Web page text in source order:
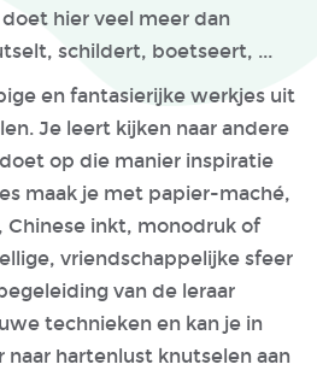
hier veel meer dan
schildert, boetseert, ...
en fantasierijke werkjes uit
Je leert kijken naar andere
op die manier inspiratie
maak je met papier-maché,
Chinese inkt, monodruk of
vriendschappelijke sfeer
van de leraar
technieken en kan je in
hartenlust knutselen aan